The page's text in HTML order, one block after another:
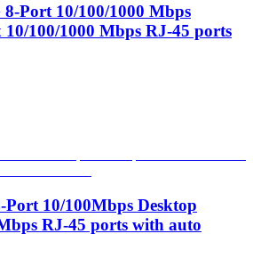
Port 10/100/1000 Mbps
10/100/1000 Mbps RJ-45 ports
Port 10/100Mbps Desktop
RJ-45 ports with auto